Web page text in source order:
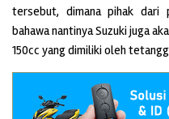
tersebut, dimana pihak dari
bahawa nantinya Suzuki juga
150cc yang dimiliki oleh